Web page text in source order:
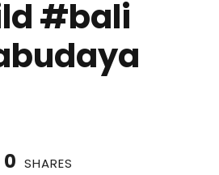
#bali
0 SHARES